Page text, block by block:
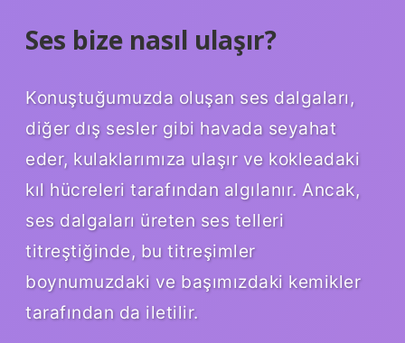
Ses bize nasıl ulaşır?
Konuştuğumuzda oluşan ses dalgaları,
diğer dış sesler gibi havada seyahat
eder, kulaklarımıza ulaşır ve kokleadaki
kıl hücreleri tarafından algılanır. Ancak,
ses dalgaları üreten ses telleri
titreştiğinde, bu titreşimler
boynumuzdaki ve başımızdaki kemikler
tarafından da iletilir.